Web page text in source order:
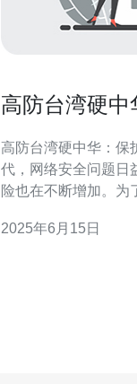
高防台湾硬中
高防台湾硬中华：保护您的网
代，网络安全问题日
险也在不断增加。为
服务提供商，能够为
2025年6月15日